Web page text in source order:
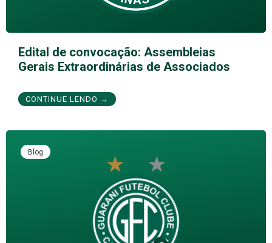
Edital de convocação: Assembleias
Gerais Extraordinárias de Associados
CONTINUE LENDO →
Blog